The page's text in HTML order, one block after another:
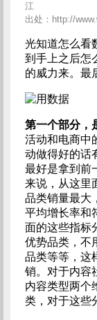
江
出处：http://
光知道怎么看
到手上之后怎
的威力来。最
第一个部分，
活动和电商中
动做得好的话
最好是拿到前
来说，从这里
品类销量最大
平均增长率和
面的这些指标
优势品类，不
品类等等，这
销。对于内容
内容类型两个
类，对于这些